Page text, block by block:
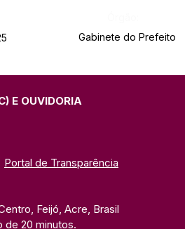
Gabinete do Prefeito
E OUVIDORIA
Portal de Transparência
Feijó, Acre, Brasil
de 20 minutos.